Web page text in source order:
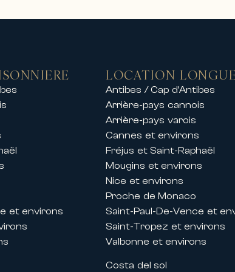
ville ou en bord de mer
ports et golfs
de chalets de luxe dans les
à la montagne dans un cadre
un séjour entre amis ou un
de Cannes
d’Azur, Carlton International
organisés à Cannes.
et de villas de prestige
et environs
LOCATION
Antibes / Cap d’Antibes
Arrière-pays cannois
Arrière-pays varois
Cannes et environs
Fréjus et Saint-Raphaël
Mougins et environs
Nice et environs
Proche de Monaco
Saint-Paul-De-Vence et
Saint-Tropez et environs
Valbonne et environs
Costa del sol